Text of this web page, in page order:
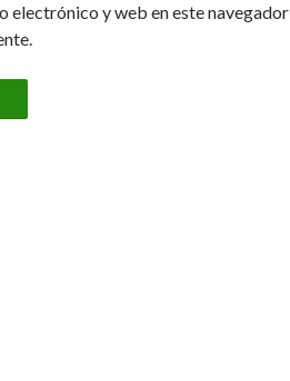
electrónico y web en este navegador